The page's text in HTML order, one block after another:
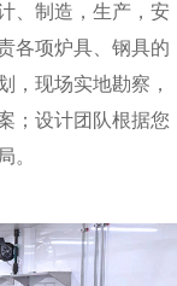
、制造，生产，安
各项炉具、钢具的
，现场实地勘察，
；设计团队根据您
。